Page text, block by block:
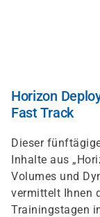
Horizon
Fast Track
Dieser
Inhalte aus
Volumes und
vermittelt Ihnen
Trainingstagen